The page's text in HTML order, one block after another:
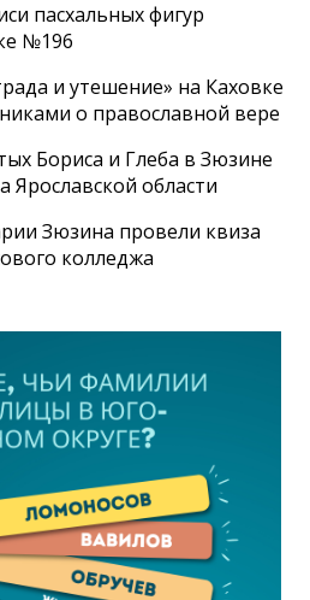
пасхальных фигур
№196
и утешение» на Каховке
о православной вере
Бориса и Глеба в Зюзине
Ярославской области
Зюзина провели квиза
колледжа